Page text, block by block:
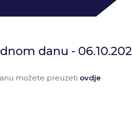
danu -
možete preuzeti ovdje.